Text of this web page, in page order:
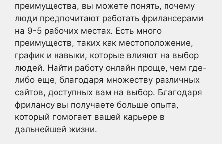
преимущества, вы можете понять, почему
люди предпочитают работать фрилансерами
на 9-5 рабочих местах. Есть много
преимуществ, таких как местоположение,
график и навыки, которые влияют на выбор
людей. Найти работу онлайн проще, чем где-
либо еще, благодаря множеству различных
сайтов, доступных вам на выбор. Благодаря
фрилансу вы получаете больше опыта,
который помогает вашей карьере в
дальнейшей жизни.